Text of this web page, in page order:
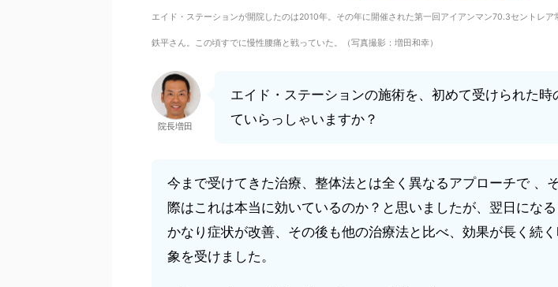
エイド・ステーションが開院したのは2010年。その年に開催された第一回アイアンマン70.3セントレア
鉄平さん。この頃すでに慢性腰痛と戦っていた。（写真撮影：増田和幸）
院長増田
エイド・ステーションの施術を、初めて受けられた時
ていらっしゃいますか？
今まで受けてきた治療、整体法とは全く異なるアプローチで 、
際はこれは本当に効いているのか？と思いましたが、翌日になる
かなり症状が改善、その後も他の治療法と比べ、効果が長く続
象を受けました。